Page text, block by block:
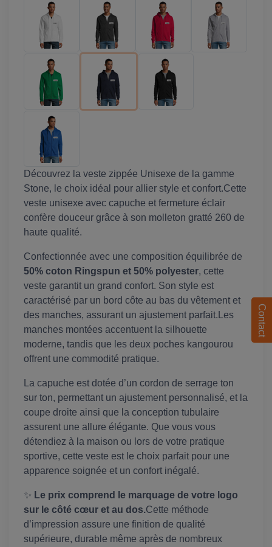
Découvrez la veste zippée Unisexe de la gamme
Stone, le choix idéal pour allier style et confort.Cette
veste unisexe avec capuche et fermeture éclair
confère douceur grâce à son molleton gratté 260 de
haute qualité.
Confectionnée avec une composition équilibrée de
50% coton Ringspun et 50% polyester, cette
veste garantit un grand confort. Son style est
caractérisé par un bord côte au bas du vêtement et
des manches, assurant un ajustement parfait.Les
manches montées accentuent la silhouette
moderne, tandis que les deux poches kangourou
offrent une commodité pratique.
La capuche est dotée d’un cordon de serrage ton
sur ton, permettant un ajustement personnalisé, et la
coupe droite ainsi que la conception tubulaire
assurent une allure élégante. Que vous vous
détendiez à la maison ou lors de votre pratique
sportive, cette veste est le choix parfait pour une
apparence soignée et un confort inégalé.
✨ Le prix comprend le marquage de votre logo
sur le côté cœur et au dos.Cette méthode
d’impression assure une finition de qualité
supérieure, durable même après de nombreux
Contact